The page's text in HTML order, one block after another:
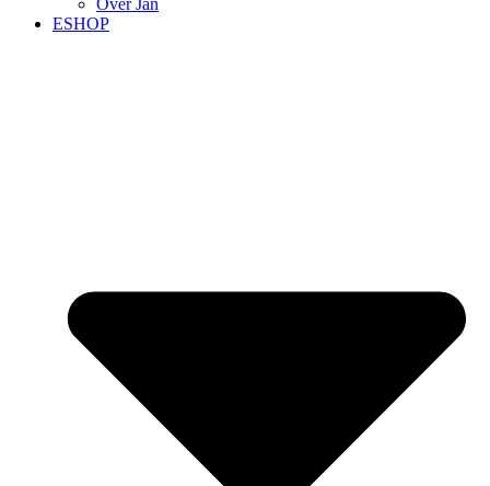
Over Jan
ESHOP